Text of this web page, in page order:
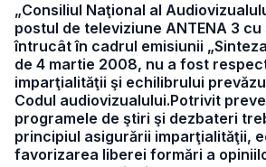
„Consiliul Naţional al
postul de televiziune ANTENA 3
întrucât în cadrul emisiunii
de 4 martie 2008, nu a fost
imparţialităţii şi echilibrului
Codul audiovizualului.Potrivit
programele de ştiri şi dezbateri
principiul asigurării imparţialităţii,
favorizarea liberei formări a